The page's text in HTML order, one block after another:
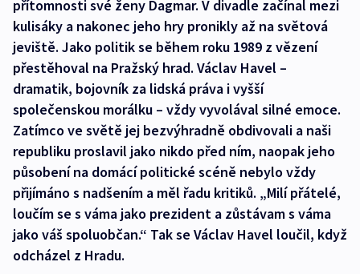
přítomnosti své ženy Dagmar. V divadle začínal mezi
kulisáky a nakonec jeho hry pronikly až na světová
jeviště. Jako politik se během roku 1989 z vězení
přestěhoval na Pražský hrad. Václav Havel –
dramatik, bojovník za lidská práva i vyšší
společenskou morálku – vždy vyvolával silné emoce.
Zatímco ve světě jej bezvýhradně obdivovali a naši
republiku proslavil jako nikdo před ním, naopak jeho
působení na domácí politické scéně nebylo vždy
přijímáno s nadšením a měl řadu kritiků. „Milí přátelé,
loučím se s váma jako prezident a zůstávam s váma
jako váš spoluobčan.“ Tak se Václav Havel loučil, když
odcházel z Hradu.